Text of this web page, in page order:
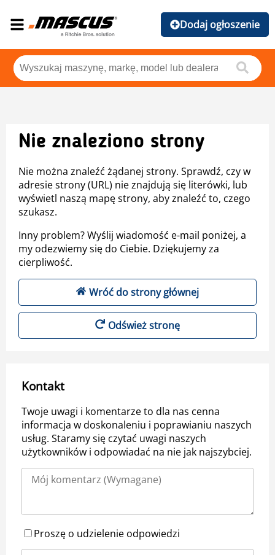
Dodaj ogłoszenie
Nie znaleziono strony
Nie można znaleźć żądanej strony. Sprawdź, czy w
adresie strony (URL) nie znajdują się literówki, lub
wyświetl naszą mapę strony, aby znaleźć to, czego
szukasz.
Inny problem? Wyślij wiadomość e-mail poniżej, a
my odezwiemy się do Ciebie. Dziękujemy za
cierpliwość.
Wróć do strony głównej
Odśwież stronę
Kontakt
Twoje uwagi i komentarze to dla nas cenna
informacja w doskonaleniu i poprawianiu naszych
usług. Staramy się czytać uwagi naszych
użytkowników i odpowiadać na nie jak najszybciej.
Proszę o udzielenie odpowiedzi